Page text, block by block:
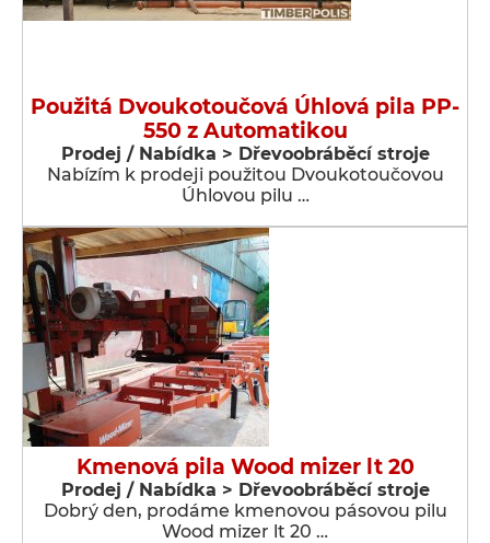
Použitá Dvoukotoučová Úhlová pila PP-
550 z Automatikou
Prodej / Nabídka > Dřevoobráběcí stroje
Nabízím k prodeji použitou Dvoukotoučovou
Úhlovou pilu …
Kmenová pila Wood mizer lt 20
Prodej / Nabídka > Dřevoobráběcí stroje
Dobrý den, prodáme kmenovou pásovou pilu
Wood mizer lt 20 …